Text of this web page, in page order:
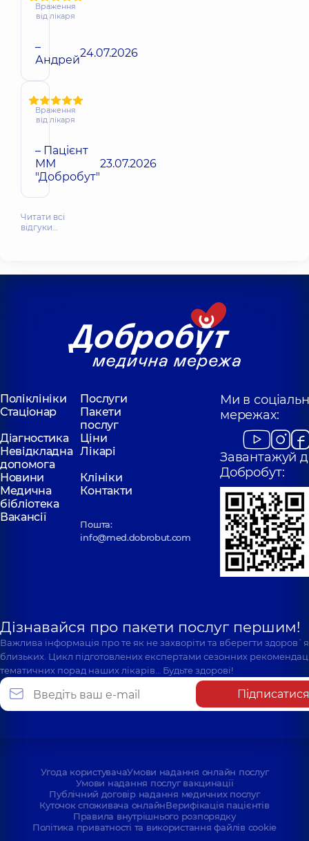
Враження
від лікаря
–
Андрей24.07.2026
Враження
від лікаря
– Пацієнт
ММ
"Добробут"
23.07.2026
Читати всі
відгуки…
Поліклініки
Послуги
Стаціонар
Пакети
послуг
Діагностика
Ціни
Невідкладна
допомога
Лікарі
Новини
Клініки
Медична
бібліотека
Контакти
Вакансії
Пошта:
info@med.dobrobut.com
Ми в
мережах:
Завантажуй
Добробут:
Дізнавайся про пакети послуг першим!
Важлива інформація про те як не захворіти та вберегти
близьких. Цикл підготовлених експертами сезонних
тематичних порад наших лікарів… Будьте здорові!
Підписатися
Угода користувачаУмови надання онлайн послуг
Умови надання послуг вакцинації
Публічний договір надання медичних послуг
Куточок споживача онлайнВерифікація пацієнтів
Правила внутрішнього розпорядку
Політика приватності та використання файлів cookie